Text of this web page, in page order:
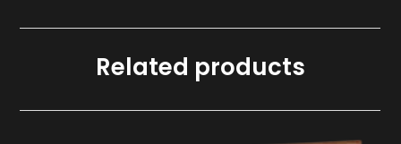
Related products